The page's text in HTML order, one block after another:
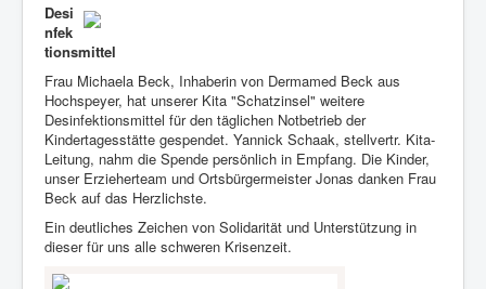
Hochspeyer
Desi
nfek
tionsmittel
Frau Michaela Beck, Inhaberin von Dermamed Beck aus
Hochspeyer, hat unserer Kita "Schatzinsel" weitere
Desinfektionsmittel für den täglichen Notbetrieb der
Kindertagesstätte gespendet. Yannick Schaak, stellvertr. Kita-
Leitung, nahm die Spende persönlich in Empfang. Die Kinder,
unser Erzieherteam und Ortsbürgermeister Jonas danken Frau
Beck auf das Herzlichste.
Ein deutliches Zeichen von Solidarität und Unterstützung in
dieser für uns alle schweren Krisenzeit.